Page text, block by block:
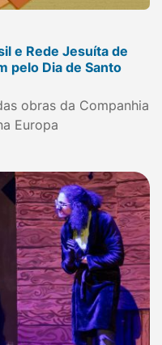
e Rede Jesuíta de
pelo Dia de Santo
obras da Companhia
Europa